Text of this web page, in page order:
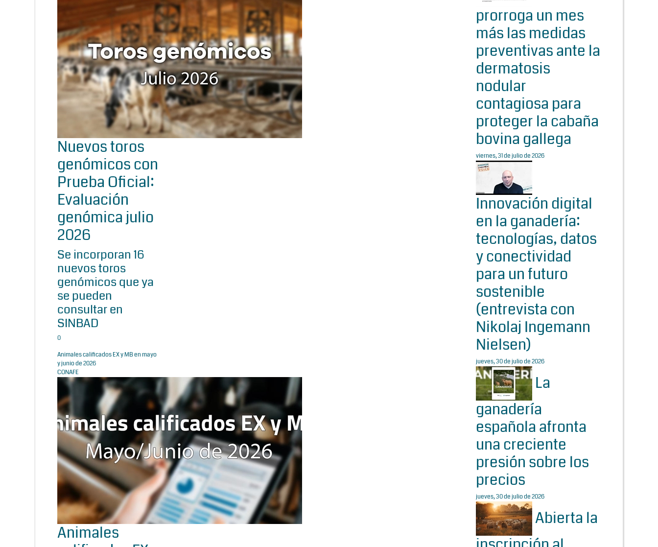
Nuevos toros
genómicos con
Prueba Oficial:
Evaluación
genómica julio
2026
Se incorporan 16
nuevos toros
genómicos que ya
se pueden
consultar en
SINBAD
0
Animales calificados EX y MB en mayo
y junio de 2026
CONAFE
Animales
prorroga un mes
más las medidas
preventivas ante la
dermatosis
nodular
contagiosa para
proteger la cabaña
bovina gallega
viernes, 31 de julio de 2026
Innovación digital
en la ganadería:
tecnologías, datos
y conectividad
para un futuro
sostenible
(entrevista con
Nikolaj Ingemann
Nielsen)
jueves, 30 de julio de 2026
La
ganadería
española afronta
una creciente
presión sobre los
precios
jueves, 30 de julio de 2026
Abierta la